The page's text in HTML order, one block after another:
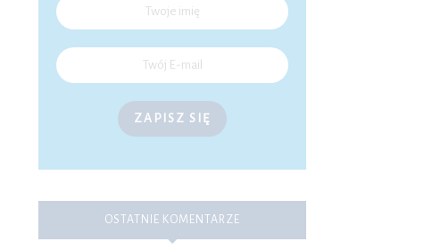
ZAPISZ SIĘ
OSTATNIE KOMENTARZE